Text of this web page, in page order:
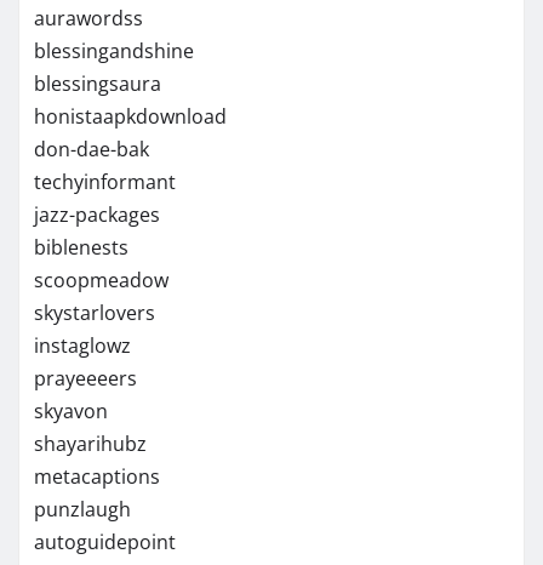
aurawordss
blessingandshine
blessingsaura
honistaapkdownload
don-dae-bak
techyinformant
jazz-packages
biblenests
scoopmeadow
skystarlovers
instaglowz
prayeeeers
skyavon
shayarihubz
metacaptions
punzlaugh
autoguidepoint